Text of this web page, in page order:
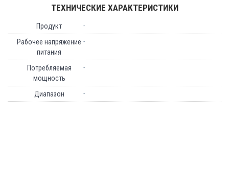
ТЕХНИЧЕСКИЕ ХАРАКТЕРИСТИКИ
Продукт
-
Рабочее напряжение
питания
-
Потребляемая
мощность
-
Диапазон -